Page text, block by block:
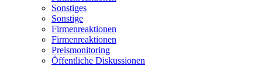
Sonstiges
Sonstige
Firmenreaktionen
Firmenreaktionen
Preismonitoring
Öffentliche Diskussionen